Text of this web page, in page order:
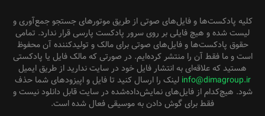
کلیه پادکست‌ها و فایل‌های صوتی از طریق موتورهای جستجو جمع‌آوری و
لیست شده و هیچ فایلی بر روی سرور پادکست پارسی قرار ندارد. تمامی
حقوق پادکست‌ها و فایل‌های صوتی برای مالک و تولیدکننده آن محفوظ
است و ما فقط آن را منتشر کرده‌ایم. در صورتی که مالک فایل یا پادکستی
هستید که علاقه‌ای به انتشار فایل خود در سایت ندارید از طریق ایمیل
info@dimagroup.ir لینک را ارسال کنید تا فایل و اپیزودهای شما حذف
شود. هیچ‌کدام از فایل‌های نمایش‌داده‌شده در سایت قابل دانلود نیست و
فقط برای گوش دادن به موسیقی فعال شده است.